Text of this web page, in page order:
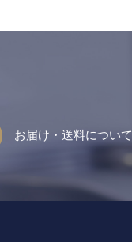
お届け・送料について